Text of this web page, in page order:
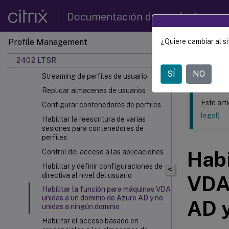
Documentación de productos
Profile Management
2402 LTSR
Prioridad de configuración
Habilitar Profile Management
Especificar la ruta al almacén de
usuarios
Incluir y excluir elementos
Streaming de perfiles de usuario
Replicar almacenes de usuarios
Configurar contenedores de perfiles
Habilitar la reescritura de varias
sesiones para contenedores de
perfiles
Control del acceso a las aplicaciones
Habilitar y definir configuraciones de
directiva al nivel del usuario
Habilitar la función para máquinas VDA
unidas a un dominio de Azure AD y no
unidas a ningún dominio
Habilitar el acceso basado en
Este
Profile
<
Este
legal)
AD
¿Quiere cambiar al
SÍ NO